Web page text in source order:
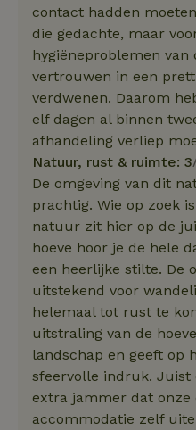
contact hadden
die gedachte, maar
hygiëneproblemen
vertrouwen in een
verdwenen. Daarom
elf dagen al binnen
afhandeling verliep
Natuur, rust & ruimte: 3
De omgeving van dit
prachtig. Wie op zoek
natuur zit hier op de
hoeve hoor je de hele
een heerlijke stilte. De
uitstekend voor
helemaal tot rust te
uitstraling van de
landschap en geeft op
sfeervolle indruk. Juist
extra jammer dat onze
accommodatie zelf